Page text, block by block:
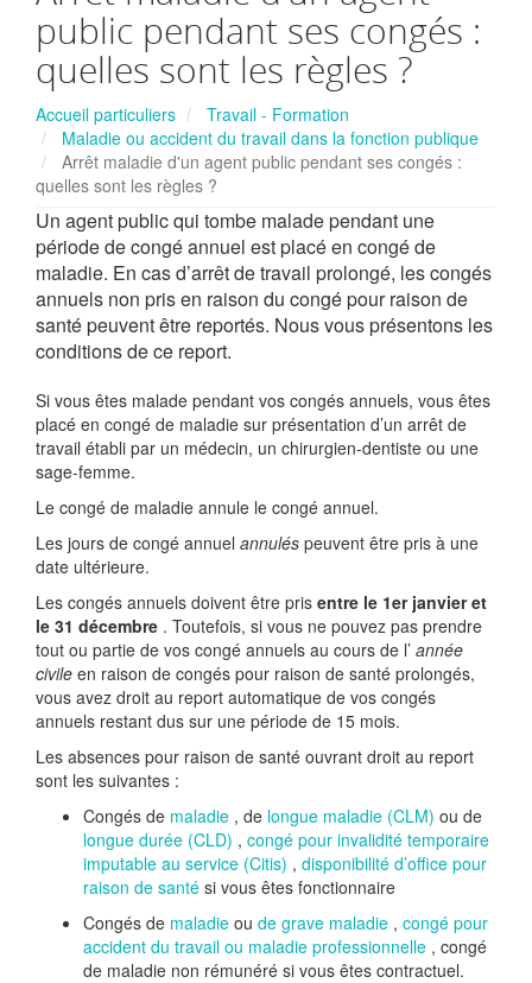
public pendant ses congés :
quelles sont les règles ?
Accueil particuliers
Travail - Formation
Maladie ou accident du travail dans la fonction publique
Arrêt maladie d'un agent public pendant ses congés :
quelles sont les règles ?
Un agent public qui tombe malade pendant une
période de congé annuel est placé en congé de
maladie. En cas d’arrêt de travail prolongé, les congés
annuels non pris en raison du congé pour raison de
santé peuvent être reportés. Nous vous présentons les
conditions de ce report.
Si vous êtes malade pendant vos congés annuels, vous êtes
placé en congé de maladie sur présentation d’un arrêt de
travail établi par un médecin, un chirurgien-dentiste ou une
sage-femme.
Le congé de maladie annule le congé annuel.
Les jours de congé annuel annulés peuvent être pris à une
date ultérieure.
Les congés annuels doivent être pris entre le 1er janvier et
le 31 décembre . Toutefois, si vous ne pouvez pas prendre
tout ou partie de vos congé annuels au cours de l’ année
civile en raison de congés pour raison de santé prolongés,
vous avez droit au report automatique de vos congés
annuels restant dus sur une période de 15 mois.
Les absences pour raison de santé ouvrant droit au report
sont les suivantes :
Congés de maladie , de longue maladie (CLM) ou de
longue durée (CLD) , congé pour invalidité temporaire
imputable au service (Citis) , disponibilité d’office pour
raison de santé si vous êtes fonctionnaire
Congés de maladie ou de grave maladie , congé pour
accident du travail ou maladie professionnelle , congé
de maladie non rémunéré si vous êtes contractuel.